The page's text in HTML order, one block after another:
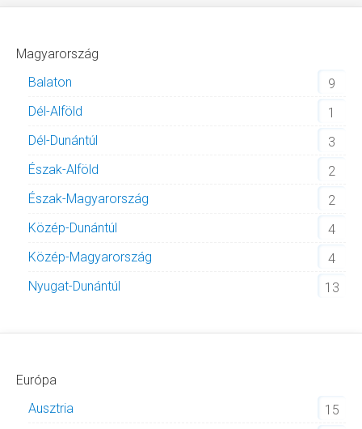
Magyarország
Balaton
9
Dél-Alföld
1
Dél-Dunántúl
3
Észak-Alföld
2
Észak-Magyarország
2
Közép-Dunántúl
4
Közép-Magyarország
4
Nyugat-Dunántúl
13
Európa
Ausztria
15